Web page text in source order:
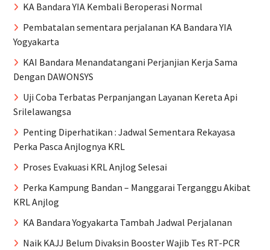
KA Bandara YIA Kembali Beroperasi Normal
Pembatalan sementara perjalanan KA Bandara YIA
Yogyakarta
KAI Bandara Menandatangani Perjanjian Kerja Sama
Dengan DAWONSYS
Uji Coba Terbatas Perpanjangan Layanan Kereta Api
Srilelawangsa
Penting Diperhatikan : Jadwal Sementara Rekayasa
Perka Pasca Anjlognya KRL
Proses Evakuasi KRL Anjlog Selesai
Perka Kampung Bandan – Manggarai Terganggu Akibat
KRL Anjlog
KA Bandara Yogyakarta Tambah Jadwal Perjalanan
Naik KAJJ Belum Divaksin Booster Wajib Tes RT-PCR